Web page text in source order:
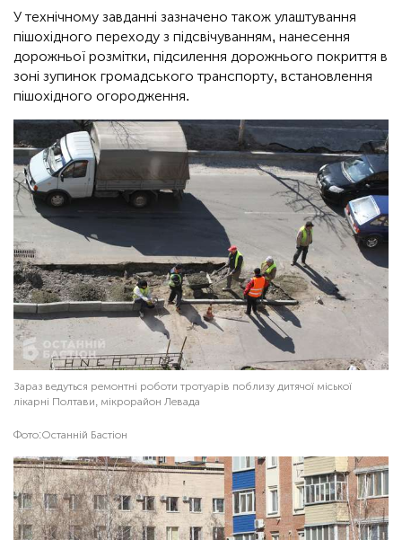
У технічному завданні зазначено також улаштування
пішохідного переходу з підсвічуванням, нанесення
дорожньої розмітки, підсилення дорожнього покриття в
зоні зупинок громадського транспорту, встановлення
пішохідного огородження.
Зараз ведуться ремонтні роботи тротуарів поблизу дитячої міської
лікарні Полтави, мікрорайон Левада
Фото:Останній Бастіон